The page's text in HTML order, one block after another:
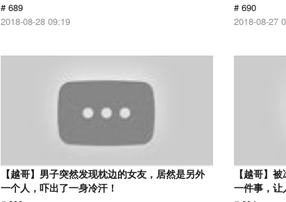
# 689
2018-08-28 09:19
# 690
2018-08-27
【越哥】男子突然发现枕边的女友，居然是另外
一个人，吓出了一身冷汗！
【越哥】
一件事，让